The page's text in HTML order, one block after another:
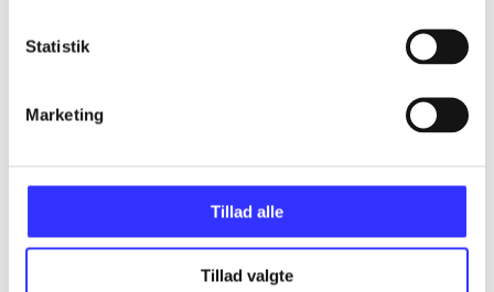
Statistik
Marketing
Tillad alle
Tillad valgte
Artikler